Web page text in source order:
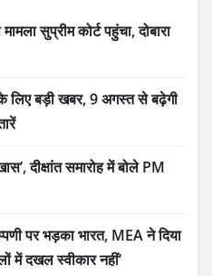
सुप्रीम कोर्ट पहुंचा, दोबारा
लिए बड़ी खबर, 9 अगस्त से बढ़ेगी
दीक्षांत समारोह में बोले PM
पर भड़का भारत, MEA ने दिया
में दखल स्वीकार नहीं’